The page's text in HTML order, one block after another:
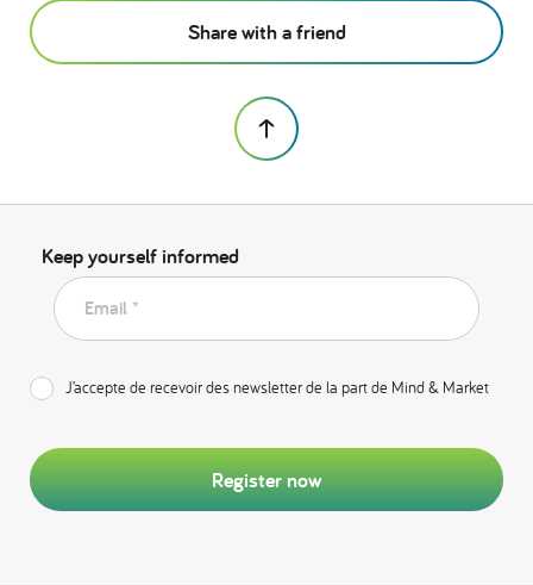
Share with a friend
Keep yourself informed
Email *
J’accepte de recevoir des newsletter de la part de Mind & Market
Register now